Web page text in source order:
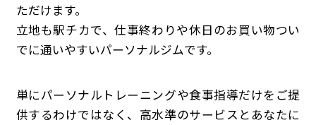
ただけます。
立地も駅チカで、仕事終わりや休日のお買い物つい
でに通いやすいパーソナルジムです。
単にパーソナルトレーニングや食事指導だけをご提
供するわけではなく、高水準のサービスとあなたに